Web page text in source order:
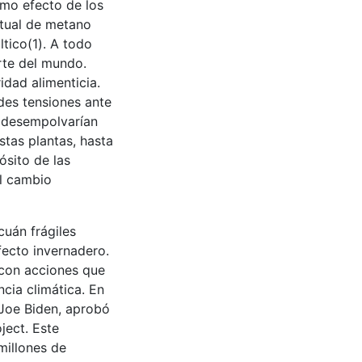
efecto de los
de metano
A todo
del mundo.
alimenticia.
tensiones ante
plantas, hasta
de las
cambio
frágiles
invernadero.
acciones que
climática. En
Biden, aprobó
Este
de